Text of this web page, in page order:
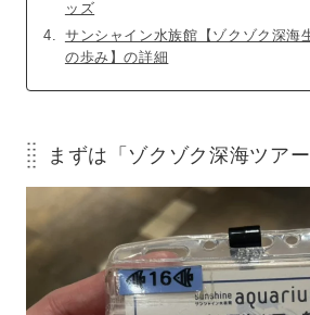
ッズ
サンシャイン水族館【ゾクゾク深海
の歩み】の詳細
まずは「ゾクゾク深海ツア